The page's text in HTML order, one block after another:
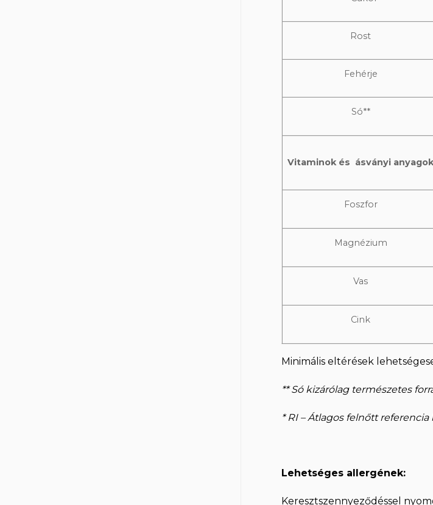
Rost
Fehérje
Só**
Vitaminok és ásványi
Foszfor
Magnézium
Vas
Cink
Minimális eltérések
** Só kizárólag természetes
* RI – Átlagos felnőtt
Lehetséges allergének:
Keresztszennyeződéssel